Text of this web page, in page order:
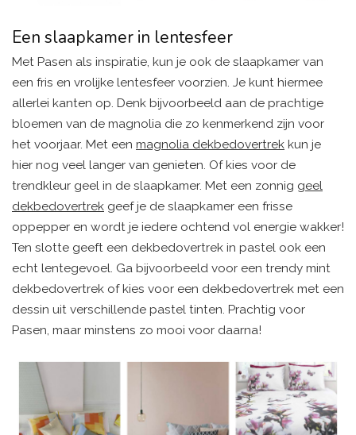
Een slaapkamer in lentesfeer
Met Pasen als inspiratie, kun je ook de slaapkamer van
een fris en vrolijke lentesfeer voorzien. Je kunt hiermee
allerlei kanten op. Denk bijvoorbeeld aan de prachtige
bloemen van de magnolia die zo kenmerkend zijn voor
het voorjaar. Met een magnolia dekbedovertrek kun je
hier nog veel langer van genieten. Of kies voor de
trendkleur geel in de slaapkamer. Met een zonnig geel
dekbedovertrek geef je de slaapkamer een frisse
oppepper en wordt je iedere ochtend vol energie wakker!
Ten slotte geeft een dekbedovertrek in pastel ook een
echt lentegevoel. Ga bijvoorbeeld voor een trendy mint
dekbedovertrek of kies voor een dekbedovertrek met een
dessin uit verschillende pastel tinten. Prachtig voor
Pasen, maar minstens zo mooi voor daarna!